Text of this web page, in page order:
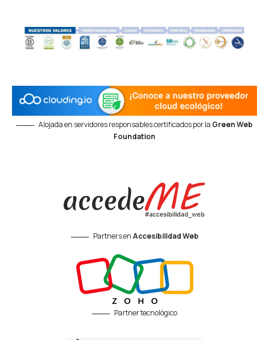
Alojada en servidores responsables certificados por la Green Web
Foundation
Partners enAccesibilidad Web
Partner tecnológico